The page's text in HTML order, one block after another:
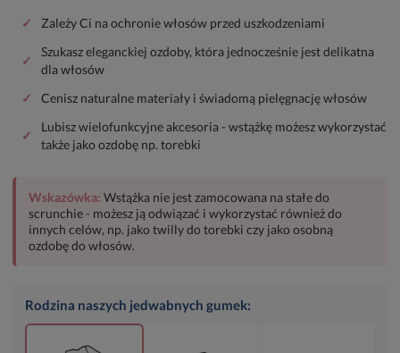
✓ Zależy Ci na ochronie włosów przed uszkodzeniami
✓
Szukasz eleganckiej ozdoby, która jednocześnie jest delikatna
dla włosów
✓
Cenisz naturalne materiały i świadomą pielęgnację włosów
✓
Lubisz wielofunkcyjne akcesoria - wstążkę możesz wykorzystać
także jako ozdobę np. torebki
Wskazówka: Wstążka nie jest zamocowana na stałe do
scrunchie - możesz ją odwiązać i wykorzystać również do
innych celów, np. jako twilly do torebki czy jako osobną
ozdobę do włosów.
Rodzina naszych jedwabnych gumek: